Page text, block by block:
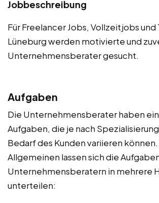
Jobbeschreibung
Für Freelancer Jobs, Vollzeitjobs
Lüneburg werden motivierte und
Unternehmensberater gesucht.
Aufgaben
Die Unternehmensberater haben
Aufgaben, die je nach
Bedarf des Kunden variieren
Allgemeinen lassen sich die
Unternehmensberatern in mehrere
unterteilen: